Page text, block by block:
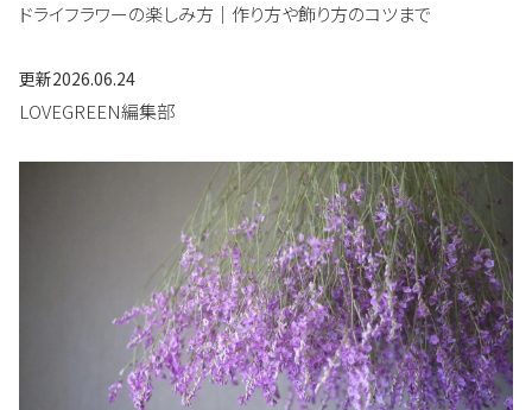
ドライフラワーの楽しみ方｜作り方や飾り方のコツまで
更新2026.06.24
LOVEGREEN編集部